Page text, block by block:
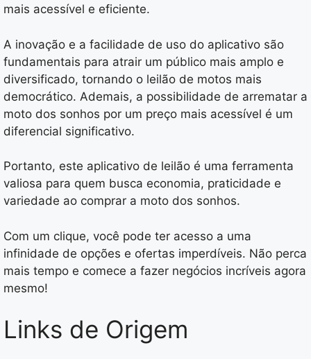
mais acessível e eficiente.
A inovação e a facilidade de uso do aplicativo são
fundamentais para atrair um público mais amplo e
diversificado, tornando o leilão de motos mais
democrático. Ademais, a possibilidade de arrematar a
moto dos sonhos por um preço mais acessível é um
diferencial significativo.
Portanto, este aplicativo de leilão é uma ferramenta
valiosa para quem busca economia, praticidade e
variedade ao comprar a moto dos sonhos.
Com um clique, você pode ter acesso a uma
infinidade de opções e ofertas imperdíveis. Não perca
mais tempo e comece a fazer negócios incríveis agora
mesmo!
Links de Origem